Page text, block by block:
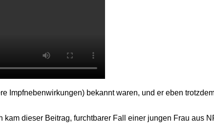
Impfnebenwirkungen) bekannt waren, und er eben
kam dieser Beitrag, furchtbarer Fall einer jungen Frau aus